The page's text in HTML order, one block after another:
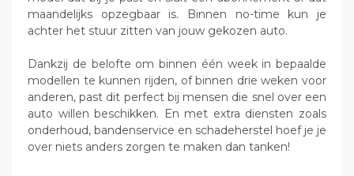
maandelijks opzegbaar is. Binnen no-time kun je
achter het stuur zitten van jouw gekozen auto.
Dankzij de belofte om binnen één week in bepaalde
modellen te kunnen rijden, of binnen drie weken voor
anderen, past dit perfect bij mensen die snel over een
auto willen beschikken. En met extra diensten zoals
onderhoud, bandenservice en schadeherstel hoef je je
over niets anders zorgen te maken dan tanken!